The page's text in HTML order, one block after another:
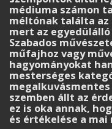
médiuma számon
méltónak találta az
mert az
Szabados
műfajhoz vagy
hagyományokat
mesterséges
szemben állt az
ez is oka annak,
és értéke­lé­se a